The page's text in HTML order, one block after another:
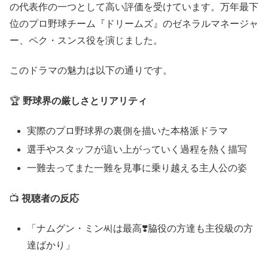
の代表作の一つとして高い評価を受けています。万年最下
位のプロ野球チーム『ドリームズ』のゼネラルマネージャ
ー、ペク・スンス役を演じました。
このドラマの魅力は以下の通りです。
🏆 野球界の厳しさとリアリティ
実際のプロ野球界の裏側を描いた本格派ドラマ
選手やスタッフが這い上がっていく過程を熱く描写
一難去ってまた一難を見事に乗り越える主人公の姿
📺 視聴者の反応
「ナムグン・ミン씨は最高❣️脇役の方達も主役級の方
達ばかり」